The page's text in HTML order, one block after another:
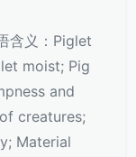
含义：Piglet
moist; Pig
and
creatures;
Material